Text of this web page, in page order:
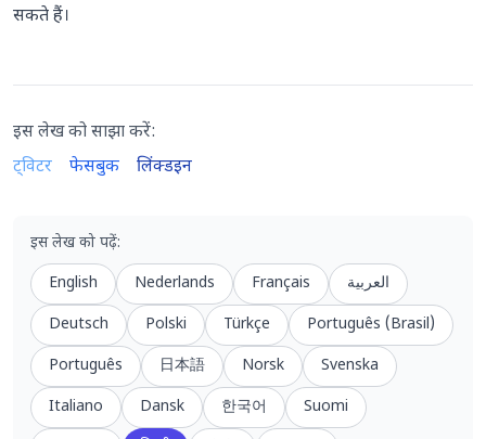
सकते हैं।
इस लेख को साझा करें:
ट्विटर
फेसबुक लिंक्डइन
इस लेख को पढ़ें:
English
Nederlands Français
العربية
Deutsch
Polski Türkçe
Português (Brasil)
Português
日本語 Norsk
Svenska
Italiano
Dansk 한국어
Suomi